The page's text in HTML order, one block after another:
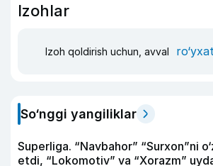
Izohlar
Izoh qoldirish uchun, avval
So‘nggi yangiliklar
Superliga. “Navbahor” “Surxon”ni
etdi, “Lokomotiv” va “Xorazm”